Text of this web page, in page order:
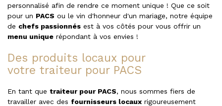
personnalisé afin de rendre ce moment unique ! Que ce soit
pour un PACS ou le vin d'honneur d'un mariage, notre équipe
de chefs passionnés est à vos côtés pour vous offrir un
menu unique répondant à vos envies !
Des produits locaux pour
votre traiteur pour PACS
En tant que traiteur pour PACS, nous sommes fiers de
travailler avec des fournisseurs locaux rigoureusement